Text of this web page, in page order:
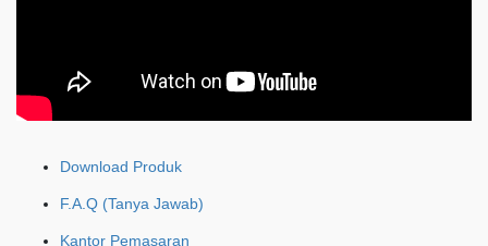
Download Produk
F.A.Q (Tanya Jawab)
Kantor Pemasaran